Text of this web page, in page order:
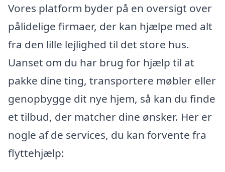
Vores platform byder på en oversigt over
pålidelige firmaer, der kan hjælpe med alt
fra den lille lejlighed til det store hus.
Uanset om du har brug for hjælp til at
pakke dine ting, transportere møbler eller
genopbygge dit nye hjem, så kan du finde
et tilbud, der matcher dine ønsker. Her er
nogle af de services, du kan forvente fra
flyttehjælp: